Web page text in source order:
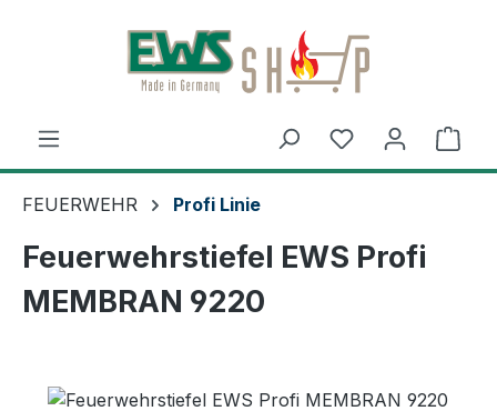
Zum Hauptinhalt springen
FEUERWEHR Profi Linie
Feuerwehrstiefel EWS Profi
MEMBRAN 9220